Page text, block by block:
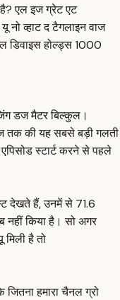
है? एल इज ग्रेट एट
नो व्हाट द टैगलाइन वाज
डिवाइस होल्ड्स 1000
डज मैटर बिल्कुल।
तक की यह सबसे बड़ी गलती
स्टार्ट करने से पहले
देखते हैं, उनमें से 71.6
नहीं किया है। सो अगर
है तो
हमारा चैनल ग्रो